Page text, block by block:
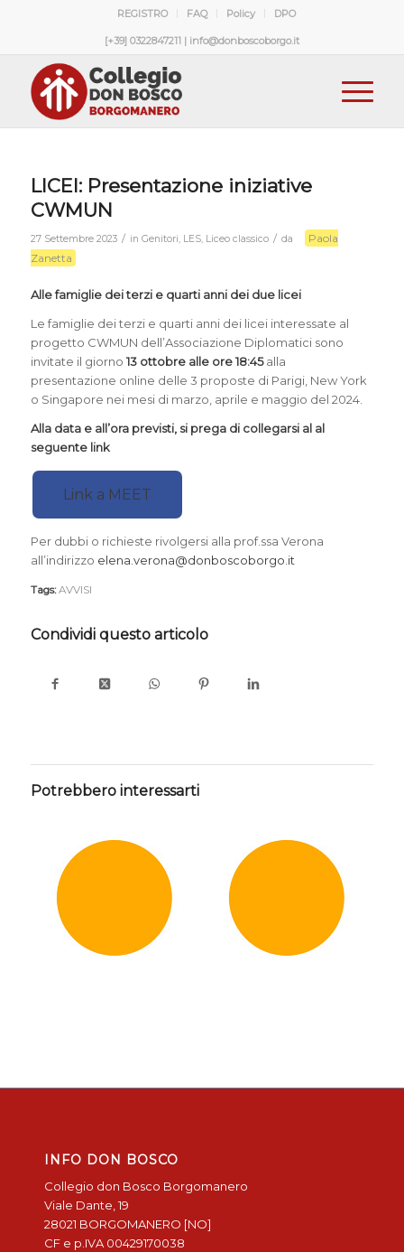
REGISTRO FAQ Policy DPO
[+39] 0322847211 | info@donboscoborgo.it
LICEI: Presentazione iniziative
CWMUN
27 Settembre 2023 / in Genitori, LES, Liceo classico / da
Paola
Zanetta
Alle famiglie dei terzi e quarti anni dei due licei
Le famiglie dei terzi e quarti anni dei licei interessate al
progetto CWMUN dell’Associazione Diplomatici sono
invitate il giorno 13 ottobre alle ore 18:45alla
presentazione online delle 3 proposte di Parigi, New York
o Singapore nei mesi di marzo, aprile e maggio del 2024.
Alla data e all’ora previsti, si prega di collegarsi al al
seguente link
Link a MEET
Per dubbi o richieste rivolgersi alla prof.ssa Verona
all’indirizzo elena.verona@donboscoborgo.it
Tags: AVVISI
Condividi questo articolo
Potrebbero interessarti
INFO DON BOSCO
Collegio don Bosco Borgomanero
Viale Dante, 19
28021 BORGOMANERO [NO]
CF e p.IVA 00429170038